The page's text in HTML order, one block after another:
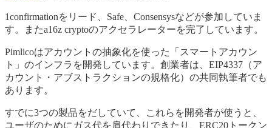
1confirmationをリード、Safe、Consensysなどが参加していま
す。またa16z cryptoのアクセラレーターを完了しています。
Pimlicoはアカウントの抽象化を使った「スマートアカウン
ト」のインフラを開発しています。創業者は、EIP4337（ア
カウント・アブストラクションの規格化）の共同執筆者でも
あります。
すでに3つの製品をだしていて、これらを開発者が使うと、
ユーザのためにガス代を肩代わりできたり、ERC20トークン